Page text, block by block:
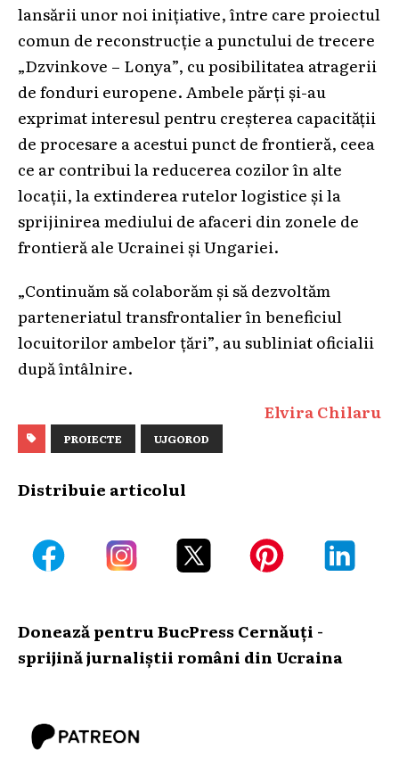
lansării unor noi inițiative, între care proiectul
comun de reconstrucție a punctului de trecere
„Dzvinkove – Lonya”, cu posibilitatea atragerii
de fonduri europene. Ambele părți și-au
exprimat interesul pentru creșterea capacității
de procesare a acestui punct de frontieră, ceea
ce ar contribui la reducerea cozilor în alte
locații, la extinderea rutelor logistice și la
sprijinirea mediului de afaceri din zonele de
frontieră ale Ucrainei și Ungariei.
„Continuăm să colaborăm și să dezvoltăm
parteneriatul transfrontalier în beneficiul
locuitorilor ambelor țări”, au subliniat oficialii
după întâlnire.
Elvira Chilaru
PROIECTE UJGOROD
Distribuie articolul
Donează pentru BucPress Cernăuți -
sprijină jurnaliștii români din Ucraina